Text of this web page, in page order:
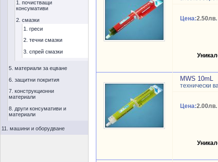
1. почистващи
консумативи
2. смазки
1. греси
2. течни смазки
3. спрей смазки
5. материали за ецване
6. защитни покрития
7. конструкционни
материали
8. други консумативи и
материали
11. машини и оборудване
Цена:2.50лв.
MWS 10mL
технически
Цена:2.00лв.